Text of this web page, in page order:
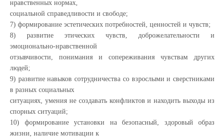
нравственных нормах,
социальной справедливости и свободе;
7) формирование эстетических потребностей, ценностей и чувств;
8) развитие этических чувств, доброжелательности и
эмоционально-нравственной
отзывчивости, понимания и сопереживания чувствам других
людей;
9) развитие навыков сотрудничества со взрослыми и сверстниками
в разных социальных
ситуациях, умения не создавать конфликтов и находить выходы из
спорных ситуаций;
10) формирование установки на безопасный, здоровый образ
жизни, наличие мотивации к